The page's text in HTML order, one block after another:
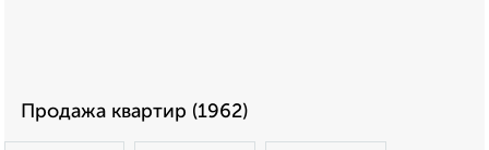
Продажа квартир (1962)